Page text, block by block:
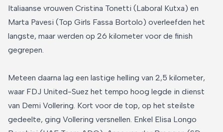
Italiaanse vrouwen Cristina Tonetti (Laboral Kutxa) en
Marta Pavesi (Top Girls Fassa Bortolo) overleefden het
langste, maar werden op 26 kilometer voor de finish
gegrepen.
Meteen daarna lag een lastige helling van 2,5 kilometer,
waar FDJ United-Suez het tempo hoog legde in dienst
van Demi Vollering. Kort voor de top, op het steilste
gedeelte, ging Vollering versnellen. Enkel Elisa Longo